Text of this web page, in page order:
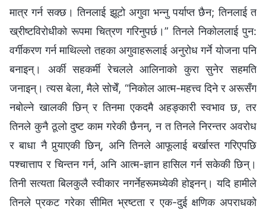
मात्र गर्न सक्छ। तिनलाई झूटो अगुवा भन्नु पर्याप्त छैन; तिनलाई त
ख्रीष्टविरोधीको रूपमा चित्रण गरिनुपर्छ।” तिनले निकोललाई पुन:
वर्गीकरण गर्न माथिल्लो तहका अगुवाहरूलाई अनुरोध गर्ने योजना पनि
बनाइन्। अर्की सहकर्मी रेचलले आलिनाको कुरा सुनेर सहमति
जनाइन्। त्यस बेला, मैले सोचेँ, “निकोल आत्म-महत्त्व दिने र अरूसँग
नबोल्ने खालकी छिन् र तिनमा एकदमै अहङ्कारी स्वभाव छ, तर
तिनले कुनै ठूलो दुष्ट काम गरेकी छैनन्, न त तिनले निरन्तर अवरोध
र बाधा नै पुर्‍याएकी छिन्, अनि तिनले आफूलाई बर्खास्त गरिएपछि
पश्चात्ताप र चिन्तन गर्न, अनि आत्म-ज्ञान हासिल गर्न सकेकी छिन्।
तिनी सत्यता बिलकुलै स्वीकार नगर्नेहरूमध्येकी होइनन्। यदि हामीले
तिनले प्रकट गरेका सीमित भ्रष्टता र एक-दुई क्षणिक अपराधको